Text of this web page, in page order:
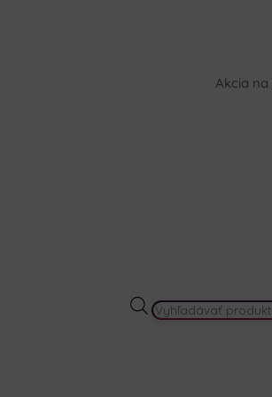
Akcia na
PRODUCTS